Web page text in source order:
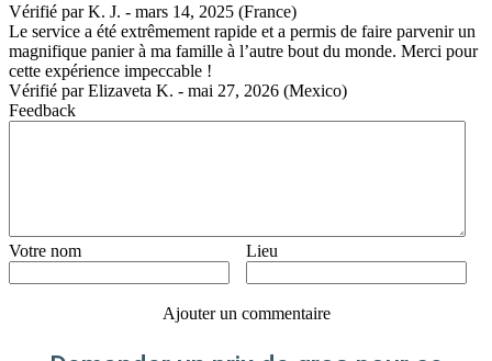
Vérifié parK. J. - mars 14, 2025 (France)
Le service a été extrêmement rapide et a permis de faire parvenir un
magnifique panier à ma famille à l’autre bout du monde. Merci pour
cette expérience impeccable !
Vérifié parElizaveta K. - mai 27, 2026 (Mexico)
Feedback
Votre nom Lieu
Ajouter un commentaire